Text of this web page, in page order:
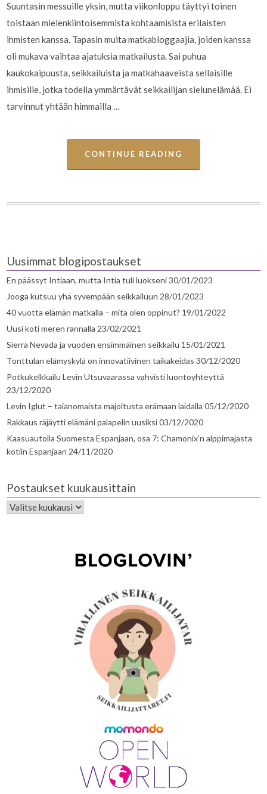
Suuntasin messuille yksin, mutta viikonloppu täyttyi toinen
toistaan mielenkiintoisemmista kohtaamisista erilaisten
ihmisten kanssa. Tapasin muita matkabloggaajia, joiden kanssa
oli mukava vaihtaa ajatuksia matkailusta. Sai puhua
kaukokaipuusta, seikkailuista ja matkahaaveista sellaisille
ihmisille, jotka todella ymmärtävät seikkailijan sielunelämää. Ei
tarvinnut yhtään himmailla …
CONTINUE READING
Uusimmat blogipostaukset
En päässyt Intiaan, mutta Intia tuli luokseni30/01/2023
Jooga kutsuu yhä syvempään seikkailuun 28/01/2023
40 vuotta elämän matkalla – mitä olen oppinut? 19/01/2022
Uusi koti meren rannalla 23/02/2021
Sierra Nevada ja vuoden ensimmäinen seikkailu 15/01/2021
Tonttulan elämyskylä on innovatiivinen taikakeidas 30/12/2020
Potkukelkkailu Levin Utsuvaarassa vahvisti luontoyhteyttä
23/12/2020
Levin Iglut – taianomaista majoitusta erämaan laidalla 05/12/2020
Rakkaus räjäytti elämäni palapelin uusiksi03/12/2020
Kaasuautolla Suomesta Espanjaan, osa 7: Chamonix’n alppimajasta
kotiin Espanjaan 24/11/2020
Postaukset kuukausittain